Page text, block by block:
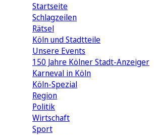
Startseite
Schlagzeilen
Rätsel
Köln und Stadtteile
Unsere Events
150 Jahre Kölner Stadt-Anzeiger
Karneval in Köln
Köln-Spezial
Region
Politik
Wirtschaft
Sport